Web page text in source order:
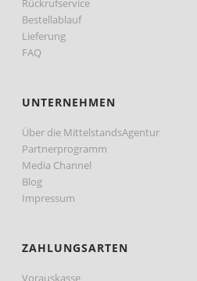
Rückrufservice
Bestellablauf
Lieferung
FAQ
UNTERNEHMEN
Über die MittelstandsAgentur
Partnerprogramm
Media Channel
Blog
Impressum
ZAHLUNGSARTEN
Vorauskasse